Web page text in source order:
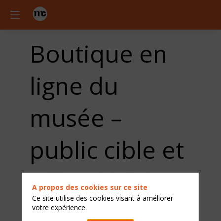
Boutique en
ligne du
musée –
public cible et
offre dédiée –
quel
A propos des cookies sur ce site
Ce site utilise des cookies visant à améliorer
votre expérience.